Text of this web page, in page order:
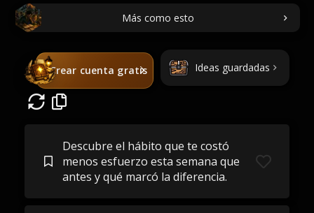
Más como esto
Crear cuenta gratis Ideas guardadas
Descubre el hábito que te costó
menos esfuerzo esta semana que
antes y qué marcó la diferencia.